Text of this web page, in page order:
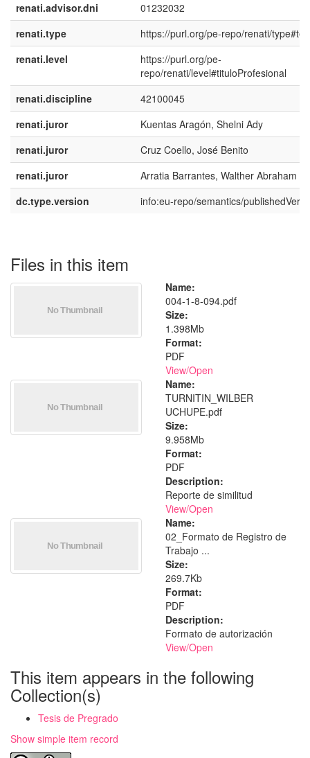
renati.advisor.dni
01232032
renati.type
https://purl.org/pe-repo/renati/
renati.level
https://purl.org/pe-
repo/renati/level#tituloProfesional
renati.discipline
42100045
renati.juror
Kuentas Aragón, Shelni Ady
renati.juror
Cruz Coello, José Benito
renati.juror
Arratia Barrantes, Walther Abraham
dc.type.version
info:eu-repo/semantics/
Files in this item
Name:
004-1-8-094.pdf
Size:
1.398Mb
Format:
PDF
View/Open
Name:
TURNITIN_WILBER
UCHUPE.pdf
Size:
9.958Mb
Format:
PDF
Description:
Reporte de similitud
View/Open
Name:
02_Formato de Registro de
Trabajo ...
Size:
269.7Kb
Format:
PDF
Description:
Formato de autorización
View/Open
This item appears in the following
Collection(s)
Tesis de Pregrado
Show simple item record